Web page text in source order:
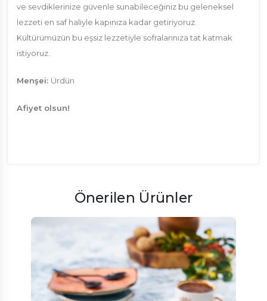
ve sevdiklerinize güvenle sunabileceğiniz bu geleneksel
lezzeti en saf haliyle kapınıza kadar getiriyoruz.
Kültürümüzün bu eşsiz lezzetiyle sofralarınıza tat katmak
istiyoruz.
Menşei: Ürdün
Afiyet olsun!
Önerilen Ürünler